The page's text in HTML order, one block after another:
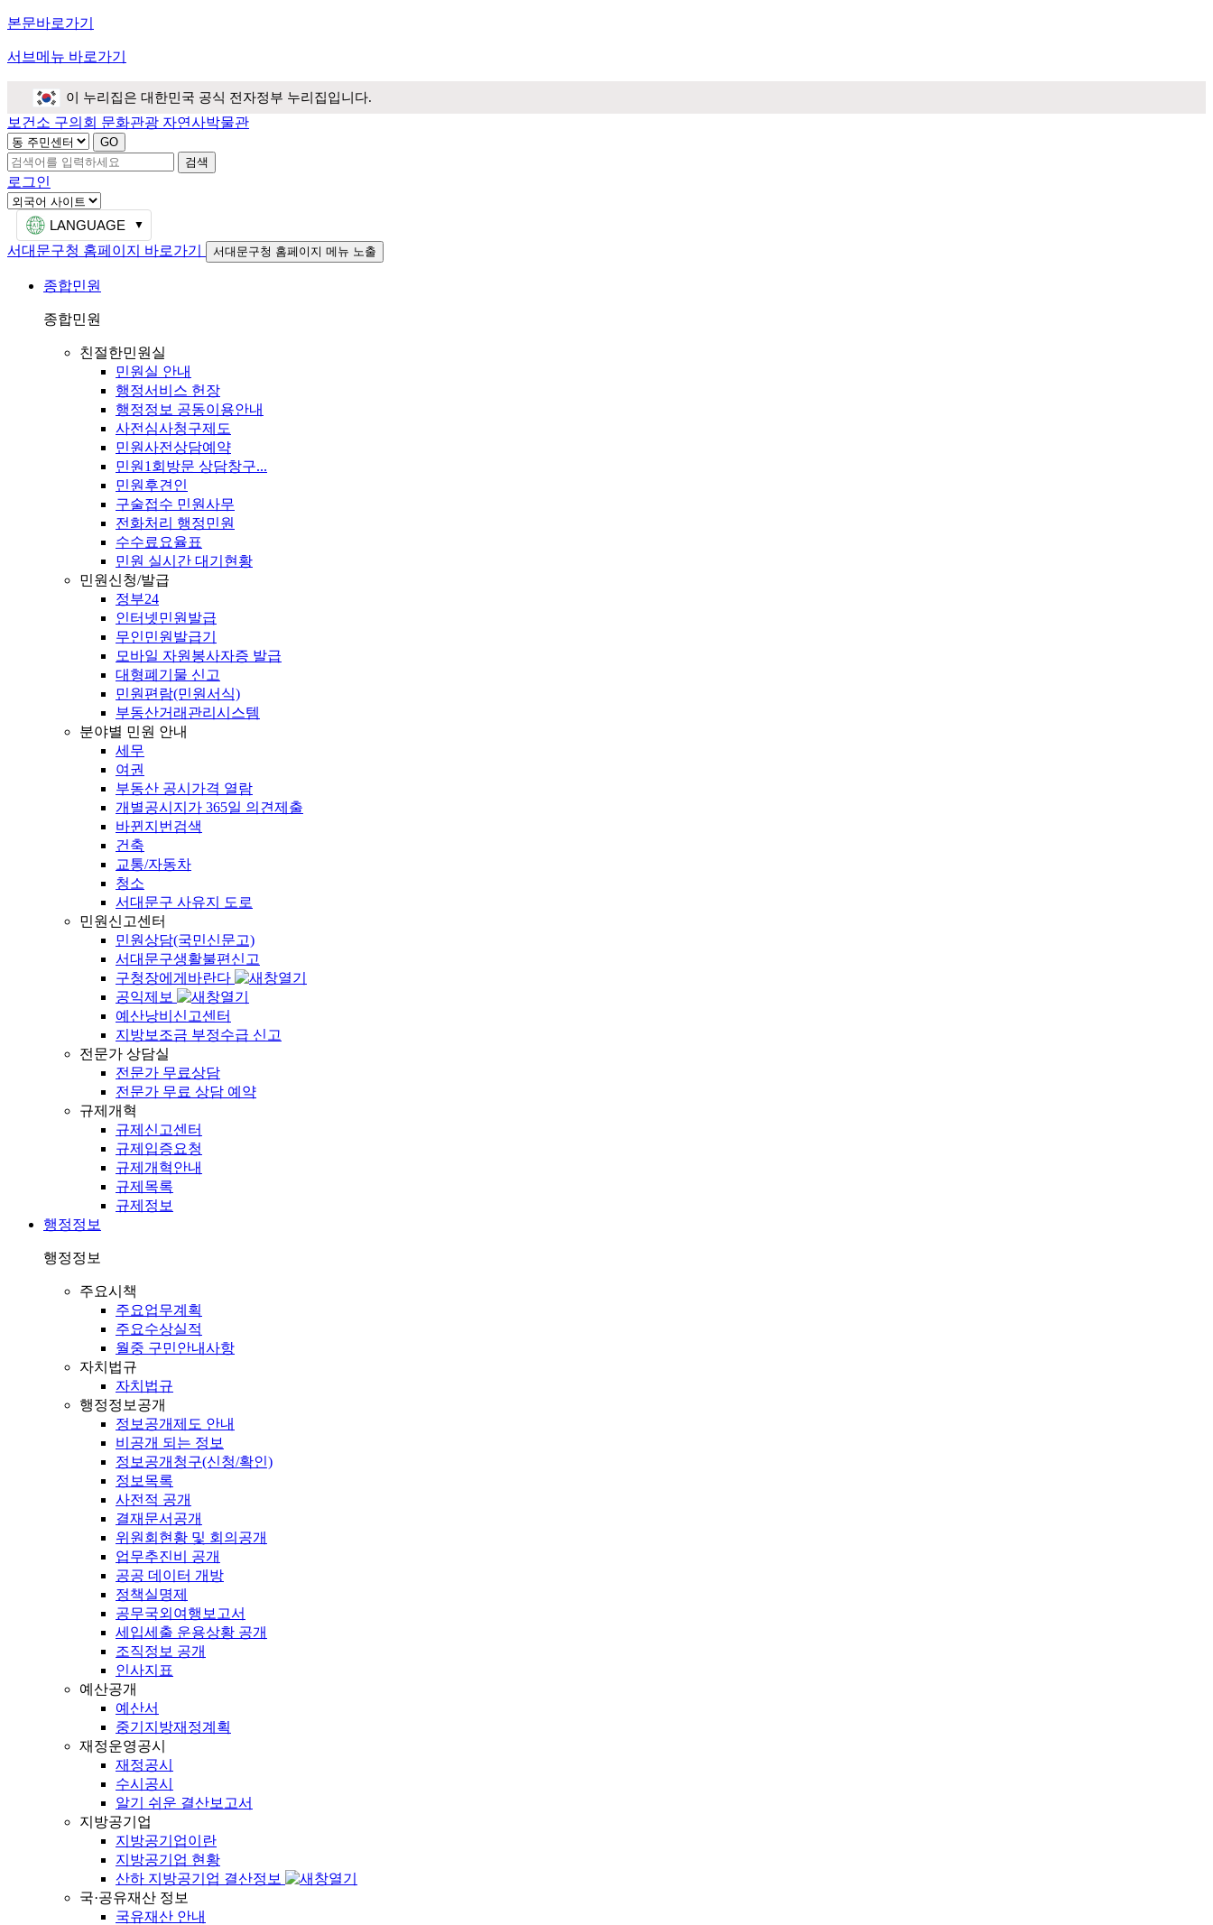
본문바로가기
서브메뉴 바로가기
이 누리집은 대한민국 공식 전자정부 누리집입니다.
보건소 구의회 문화관광 자연사박물관
검색
로그인
LANGUAGE
서대문구청 홈페이지 바로가기
서대문구청 홈페이지 메뉴 노출
종합민원
종합민원
친절한민원실
민원실 안내
행정서비스 헌장
행정정보 공동이용안내
사전심사청구제도
민원사전상담예약
민원1회방문 상담창구...
민원후견인
구술접수 민원사무
전화처리 행정민원
수수료요율표
민원 실시간 대기현황
민원신청/발급
정부24
인터넷민원발급
무인민원발급기
모바일 자원봉사자증 발급
대형폐기물 신고
민원편람(민원서식)
부동산거래관리시스템
분야별 민원 안내
세무
여권
부동산 공시가격 열람
개별공시지가 365일 의견제출
바뀐지번검색
건축
교통/자동차
청소
서대문구 사유지 도로
민원신고센터
민원상담(국민신문고)
서대문구생활불편신고
구청장에게바란다
공익제보
예산낭비신고센터
지방보조금 부정수급 신고
전문가 상담실
전문가 무료상담
전문가 무료 상담 예약
규제개혁
규제신고센터
규제입증요청
규제개혁안내
규제목록
규제정보
행정정보
행정정보
주요시책
주요업무계획
주요수상실적
월중 구민안내사항
자치법규
자치법규
행정정보공개
정보공개제도 안내
비공개 되는 정보
정보공개청구(신청/확인)
정보목록
사전적 공개
결재문서공개
위원회현황 및 회의공개
업무추진비 공개
공공 데이터 개방
정책실명제
공무국외여행보고서
세입세출 운용상황 공개
조직정보 공개
인사지표
예산공개
예산서
중기지방재정계획
재정운영공시
재정공시
수시공시
알기 쉬운 결산보고서
지방공기업
지방공기업이란
지방공기업 현황
산하 지방공기업 결산정보
국·공유재산 정보
국유재산 안내